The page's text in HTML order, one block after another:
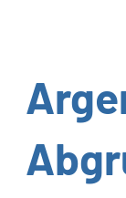
Allgemein